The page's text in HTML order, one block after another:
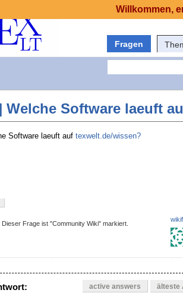
Fragen
Welche Software laeuft
Software laeuft auf texwelt.de/wissen?
Dieser Frage ist "Community Wiki" markiert.
active answers älteste
Willkommen,